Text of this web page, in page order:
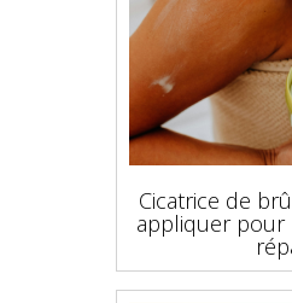
Cicatrice de
appliquer pour